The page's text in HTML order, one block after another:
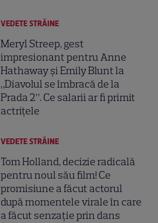
VEDETE STRĂINE
Meryl Streep, gest
impresionant pentru Anne
Hathaway și Emily Blunt la
„Diavolul se îmbracă de la
Prada 2”. Ce salarii ar fi primit
actrițele
VEDETE STRĂINE
Tom Holland, decizie radicală
pentru noul său film! Ce
promisiune a făcut actorul
după momentele virale în care
a făcut senzație prin dans